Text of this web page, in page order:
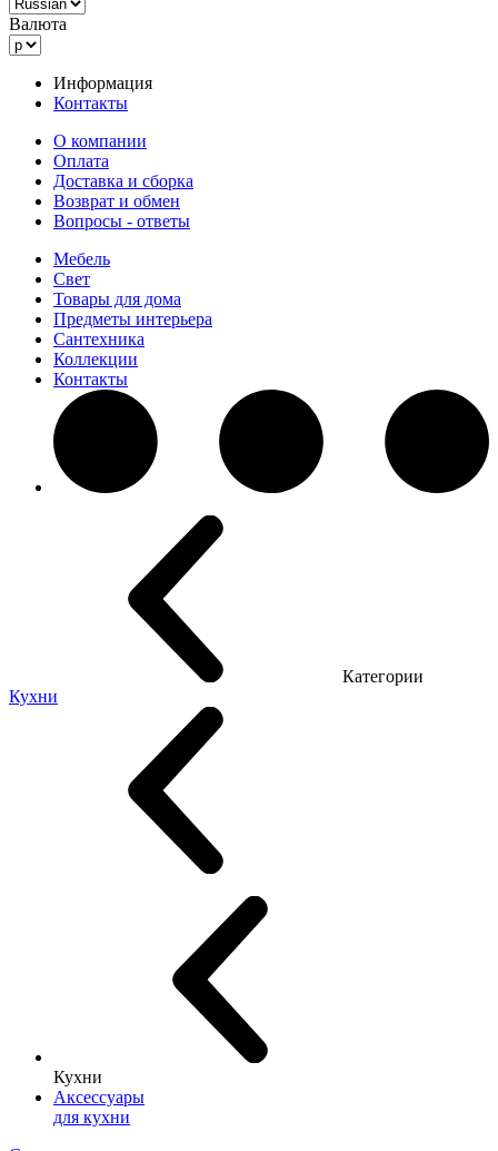
Валюта
Информация
Контакты
О компании
Оплата
Доставка и сборка
Возврат и обмен
Вопросы - ответы
Мебель
Свет
Товары для дома
Предметы интерьера
Сантехника
Коллекции
Контакты
Категории
Кухни
Кухни
Аксессуары
для кухни